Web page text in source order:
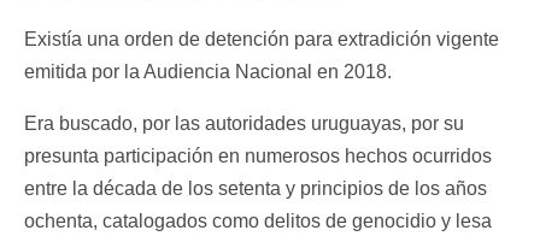
Existía una orden de detención para extradición vigente
emitida por la Audiencia Nacional en 2018.
Era buscado, por las autoridades uruguayas, por su
presunta participación en numerosos hechos ocurridos
entre la década de los setenta y principios de los años
ochenta, catalogados como delitos de genocidio y lesa